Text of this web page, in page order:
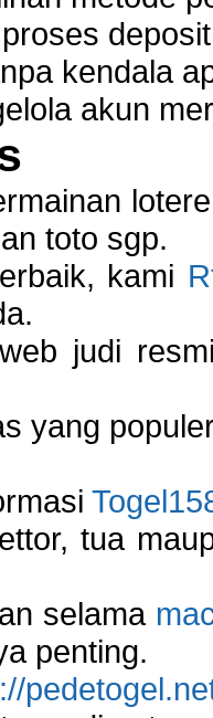
kendala
akun
toto sgp.
kami
judi
yang
tua
selama
penting.